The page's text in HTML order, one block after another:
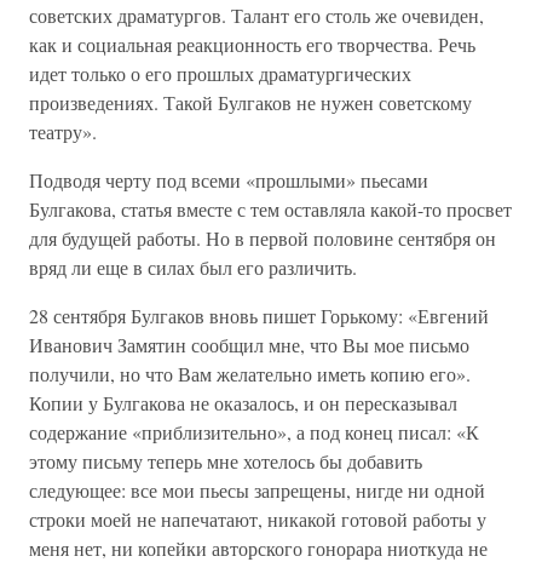
советских драматургов. Талант его столь же очевиден,
как и социальная реакционность его творчества. Речь
идет только о его прошлых драматургических
произведениях. Такой Булгаков не нужен советскому
театру».
Подводя черту под всеми «прошлыми» пьесами
Булгакова, статья вместе с тем оставляла какой-то просвет
для будущей работы. Но в первой половине сентября он
вряд ли еще в силах был его различить.
28 сентября Булгаков вновь пишет Горькому: «Евгений
Иванович Замятин сообщил мне, что Вы мое письмо
получили, но что Вам желательно иметь копию его».
Копии у Булгакова не оказалось, и он пересказывал
содержание «приблизительно», а под конец писал: «К
этому письму теперь мне хотелось бы добавить
следующее: все мои пьесы запрещены, нигде ни одной
строки моей не напечатают, никакой готовой работы у
меня нет, ни копейки авторского гонорара ниоткуда не